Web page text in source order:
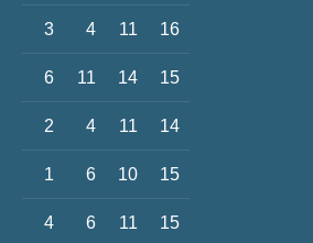
3 4 11 16
6 11 14 15
2 4 11 14
1 6 10 15
4 6 11 15